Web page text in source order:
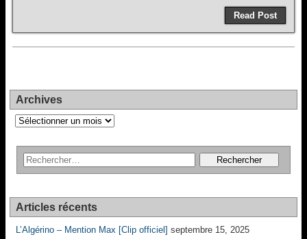
Read Post
Archives
Archives
Articles récents
L’Algérino – Mention Max [Clip officiel] septembre 15, 2025